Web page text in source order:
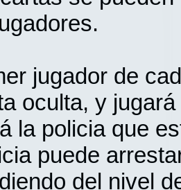
jugador de
oculta, y
la policia que
puede
del nivel